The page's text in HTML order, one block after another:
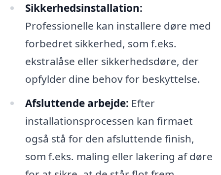
Sikkerhedsinstallation:
Professionelle kan installere døre med
forbedret sikkerhed, som f.eks.
ekstralåse eller sikkerhedsdøre, der
opfylder dine behov for beskyttelse.
Afsluttende arbejde: Efter
installationsprocessen kan firmaet
også stå for den afsluttende finish,
som f.eks. maling eller lakering af døre